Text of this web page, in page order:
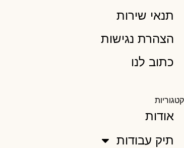
תנאי שירות
הצהרת נגישות
כתוב לנו
קטגוריות
אודות
תיק עבודות